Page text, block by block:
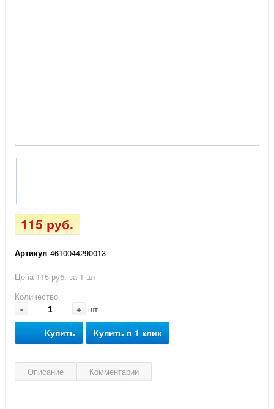
115 руб.
Артикул 4610044290013
Цена 115 руб. за 1 шт
Количество
- + шт
Купить Купить в 1 клик
Описание Комментарии